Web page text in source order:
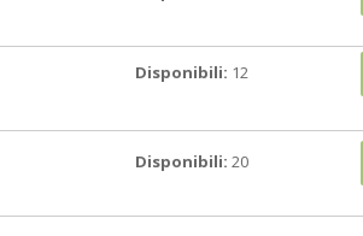
Disponibili: 12
Disponibili: 20